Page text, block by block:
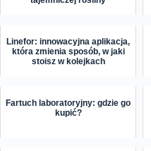
Linefor: innowacyjna aplikacja,
która zmienia sposób, w jaki
stoisz w kolejkach
Fartuch laboratoryjny: gdzie go
kupić?